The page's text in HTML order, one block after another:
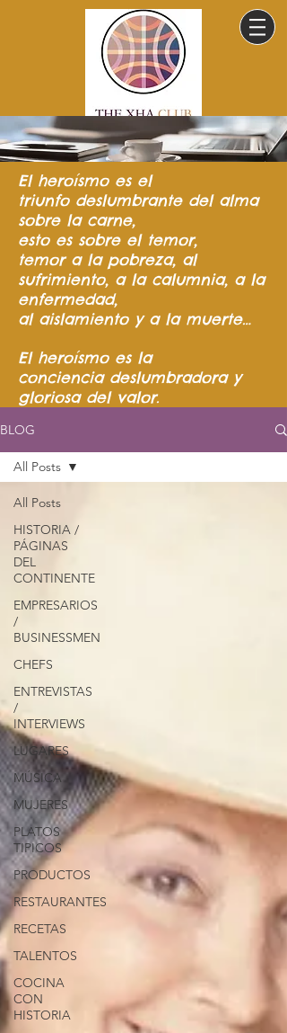
El heroísmo es el
triunfo deslumbrante del alma
sobre la carne,
esto es sobre el temor,
temor a la pobreza, al
sufrimiento, a la calumnia, a la
enfermedad,
al aislamiento y a la muerte…
El heroísmo es la
conciencia deslumbradora y
gloriosa del valor.
BLOG
All Posts
HISTORIA /
PÁGINAS
DEL
CONTINENTE
EMPRESARIOS
/
BUSINESSMEN
CHEFS
ENTREVISTAS
/
INTERVIEWS
LUGARES
MÚSICA
MUJERES
PLATOS
TIPICOS
PRODUCTOS
RESTAURANTES
RECETAS
TALENTOS
COCINA
CON
HISTORIA
All Posts